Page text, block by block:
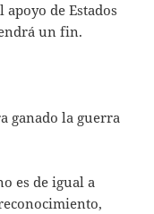
de Estados
un fin.
ganado la guerra
es de igual a